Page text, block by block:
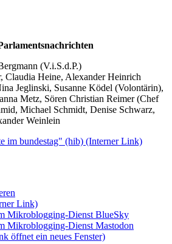
(V.i.S.d.P.)
Claudia Heine, Alexander Heinrich
Jeglinski, Susanne Ködel (Volontärin),
Metz, Sören Christian Reimer (Chef
Michael Schmidt, Denise Schwarz,
Weinlein
im bundestag" (hib) (Interner Link)
Link)
Mikroblogging-Dienst BlueSky
Mikroblogging-Dienst Mastodon
öffnet ein neues Fenster)